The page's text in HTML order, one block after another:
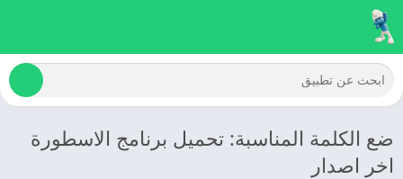
ضع الكلمة المناسبة: تحميل برنامج الاسطورة
اخر اصدار